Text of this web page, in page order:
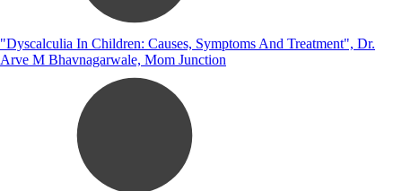
"Dyscalculia In Children: Causes, Symptoms And Treatment", Dr.
Arve M Bhavnagarwale, Mom Junction